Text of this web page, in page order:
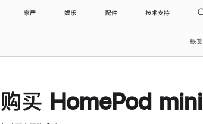
家居 娱乐 配件 技术支持
概览
购买 HomePod mini